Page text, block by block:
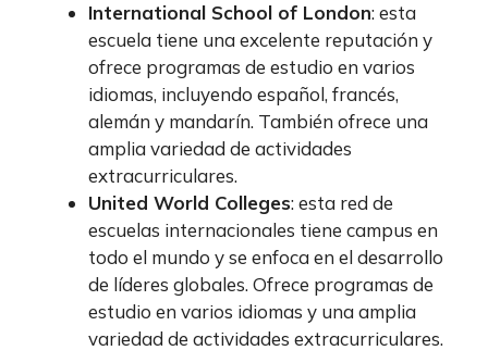
International School of London: esta
escuela tiene una excelente reputación y
ofrece programas de estudio en varios
idiomas, incluyendo español, francés,
alemán y mandarín. También ofrece una
amplia variedad de actividades
extracurriculares.
United World Colleges: esta red de
escuelas internacionales tiene campus en
todo el mundo y se enfoca en el desarrollo
de líderes globales. Ofrece programas de
estudio en varios idiomas y una amplia
variedad de actividades extracurriculares.